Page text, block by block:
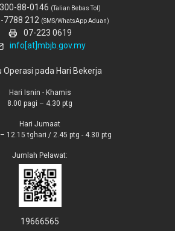
88-0146 (Talian Bebas Tol)
7788 212 (SMS/WhatsApp Aduan)
07-223 0619
info[at]mbjb.gov.my
Operasi pada Hari Bekerja
Hari Isnin - Khamis
8.00 pagi – 4.30 ptg
Hari Jumaat
12.15 tghari / 2.45 ptg - 4.30 ptg
Jumlah Pelawat:
19666565